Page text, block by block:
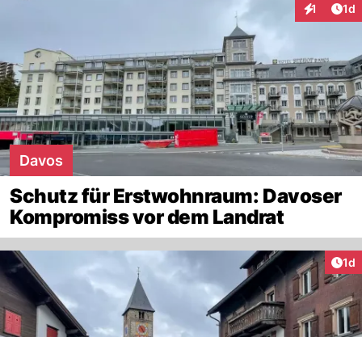
1 1d
Davos
Schutz für Erstwohnraum: Davoser
Kompromiss vor dem Landrat
1d